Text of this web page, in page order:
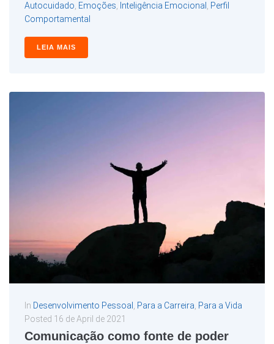
Autocuidado Emoções Inteligência Emocional
Perfil
Comportamental
LEIA MAIS
In Desenvolvimento Pessoal , Para a Carreira, Para a Vida
Posted 16 de April de 2021
Comunicação como fonte de poder